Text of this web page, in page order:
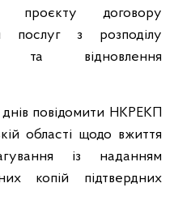
проєкту договору
послуг з розподілу
та відновлення
повідомити НКРЕКП
області щодо вжиття
із наданням
копій підтвердних